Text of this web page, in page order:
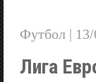
Футбол |
Лига